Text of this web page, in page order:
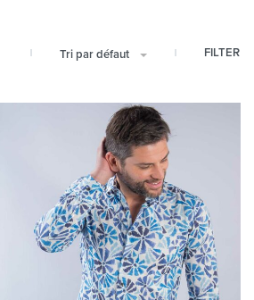
Tri par défaut FILTER